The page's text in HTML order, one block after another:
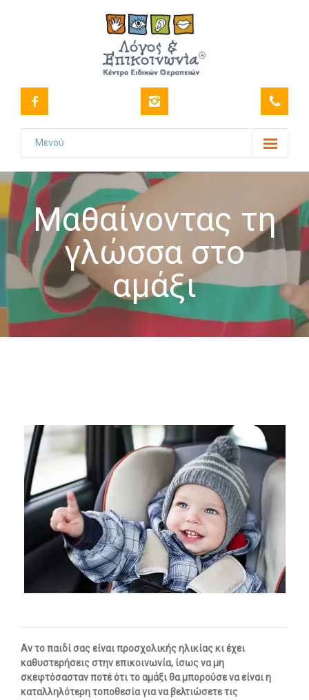
Μενού
Το Κέντρο
-- Όραμα
-- Ιστορικό
-- Πιστοποιήσεις
-- Στελέχωση
-- Επιστημονική Υπεύθυνη
Διαδικασίες
-- Θεραπευτικά Υλικά & Μέθοδοι
-- Διασφάλιση Ποιότητας – Υγιεινή Χώρων
-- Ατομικά Προγράμματα
-- Κατ’οίκον Προγράμματα
-- Ομαδικά Προγράμματα
-- Εργοθεραπεία
-- Λογοθεραπεία
Μαθαίνοντας τη
γλώσσα στο
αμάξι
Αν το παιδί σας είναι προσχολικής ηλικίας κι έχει
καθυστερήσεις στην επικοινωνία, ίσως να μη
σκεφτόσασταν ποτέ ότι το αμάξι θα μπορούσε να είναι η
καταλληλότερη τοποθεσία για να βελτιώσετε τις